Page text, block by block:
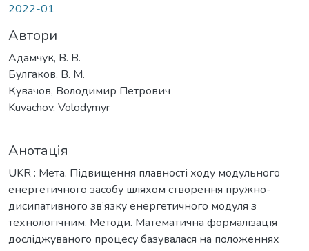
2022-01
Автори
Адамчук, В. В.
Булгаков, В. М.
Кувачов, Володимир Петрович
Kuvachov, Volodymyr
Анотація
UKR : Мета. Підвищення плавності ходу модульного
енергетичного засобу шляхом створення пружно-
дисипативного зв’язку енергетичного модуля з
технологічним. Методи. Математична формалізація
досліджуваного процесу базувалася на положеннях